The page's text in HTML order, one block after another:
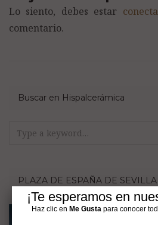
Lo siento, debes estar
comentario.
Buscar en Hispalcerámica
Search
PLAZA DE ESPAÑA DE SEVILLA
¡Te esperamos en
Haz clic en Me Gusta para conocer